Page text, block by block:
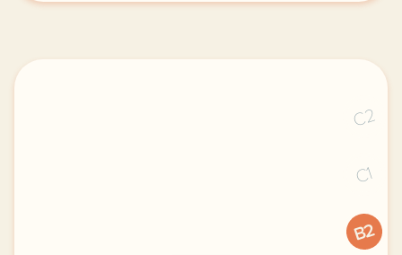
C2
C1
B2